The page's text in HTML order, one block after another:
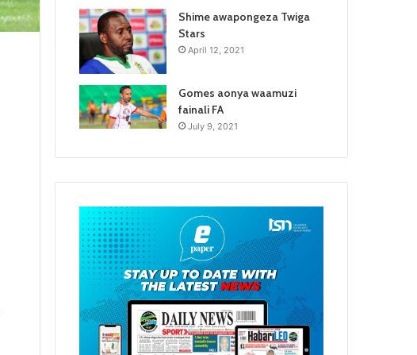
Shime awapongeza Twiga
Stars
April 12, 2021
Gomes aonya waamuzi
fainali FA
July 9, 2021